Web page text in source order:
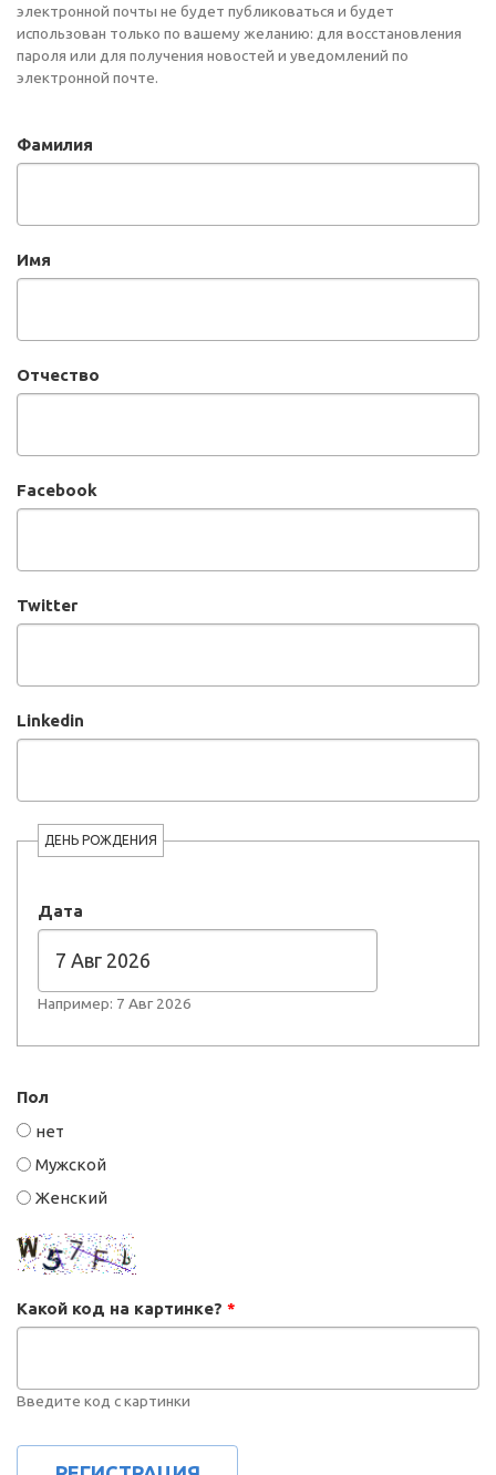
электронной почты не будет публиковаться и будет
использован только по вашему желанию: для восстановления
пароля или для получения новостей и уведомлений по
электронной почте.
Фамилия
Имя
Отчество
Facebook
Twitter
Linkedin
ДЕНЬ РОЖДЕНИЯ
Дата
Например: 7 Авг 2026
Пол
нет
Мужской
Женский
Какой код на картинке? *
Введите код с картинки